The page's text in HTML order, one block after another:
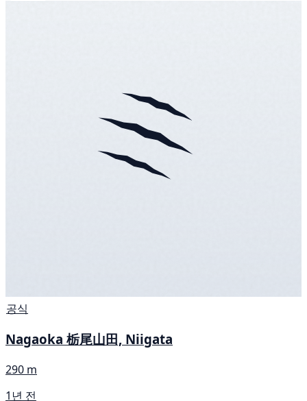
공식
Nagaoka 栃尾山田, Niigata
290 m
1년 전